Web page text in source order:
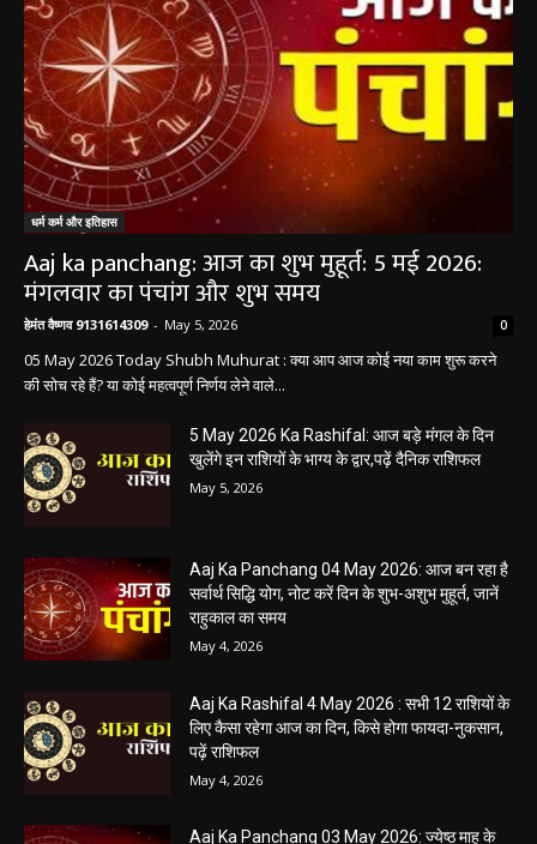
धर्म कर्म और इतिहास
Aaj ka panchang: आज का शुभ मुहूर्त: 5 मई 2026:
मंगलवार का पंचांग और शुभ समय
हेमंत वैष्णव 9131614309 - May 5, 2026 0
05 May 2026 Today Shubh Muhurat : क्या आप आज कोई नया काम शुरू करने
की सोच रहे हैं? या कोई महत्वपूर्ण निर्णय लेने वाले...
5 May 2026 Ka Rashifal: आज बड़े मंगल के दिन
खुलेंगे इन राशियों के भाग्य के द्वार,पढ़ें दैनिक राशिफल
May 5, 2026
Aaj Ka Panchang 04 May 2026: आज बन रहा है
सर्वार्थ सिद्धि योग, नोट करें दिन के शुभ-अशुभ मुहूर्त, जानें
राहुकाल का समय
May 4, 2026
Aaj Ka Rashifal 4 May 2026 : सभी 12 राशियों के
लिए कैसा रहेगा आज का दिन, किसे होगा फायदा-नुकसान,
पढ़ें राशिफल
May 4, 2026
Aaj Ka Panchang 03 May 2026: ज्येष्ठ माह के